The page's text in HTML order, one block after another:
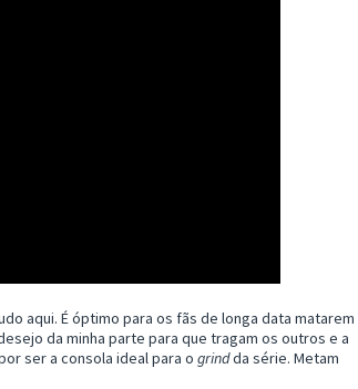
aqui. É óptimo para os fãs de longa data matarem
da minha parte para que tragam os outros e a
ser a consola ideal para o grindda série. Metam